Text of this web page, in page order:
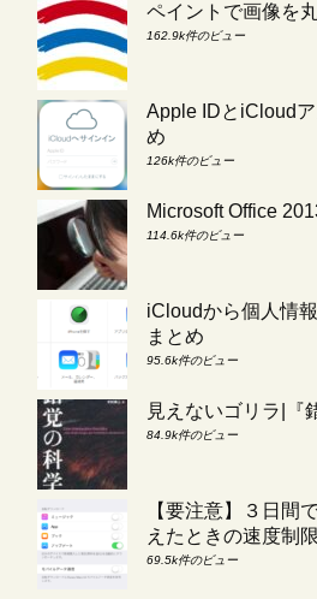
ペイントで画像を
162.9k件のビュー
Apple IDとiCloud
め
126k件のビュー
Microsoft Office
114.6k件のビュー
iCloudから個人情
まとめ
95.6k件のビュー
見えないゴリラ|『
84.9k件のビュー
【要注意】３日間
えたときの速度制限
69.5k件のビュー